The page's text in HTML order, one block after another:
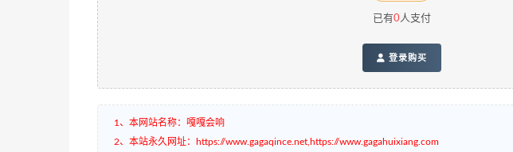
已有0人支付
登录购买
1、本网站名称：嘎嘎会响
2、本站永久网址：https://www.gagaqince.net,https://www.gagahuixiang.com